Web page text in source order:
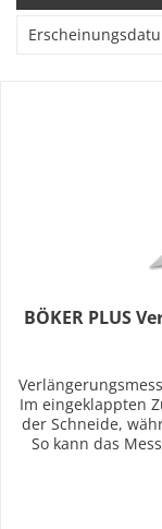
BÖKER PLUS
Im eingeklappten
der Schneide,
So kann das